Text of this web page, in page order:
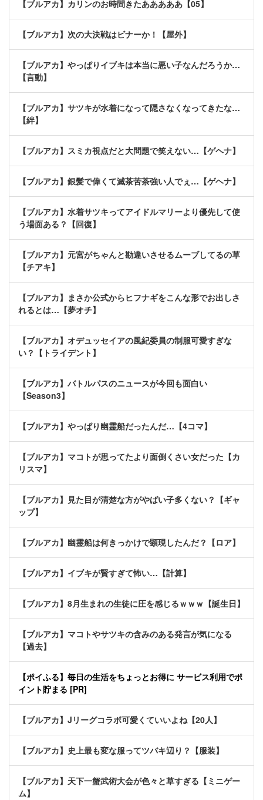
【ブルアカ】カリンのお時間きたあああああ【05】
【ブルアカ】次の大決戦はビナーか！【屋外】
【ブルアカ】やっぱりイブキは本当に悪い子なんだろうか…
【言動】
【ブルアカ】サツキが水着になって隠さなくなってきたな…
【絆】
【ブルアカ】スミカ視点だと大問題で笑えない…【ゲヘナ】
【ブルアカ】銀髪で偉くて滅茶苦茶強い人でぇ…【ゲヘナ】
【ブルアカ】水着サツキってアイドルマリーより優先して使
う場面ある？【回復】
【ブルアカ】元宮がちゃんと勘違いさせるムーブしてるの草
【チアキ】
【ブルアカ】まさか公式からヒフナギをこんな形でお出しさ
れるとは…【夢オチ】
【ブルアカ】オデュッセイアの風紀委員の制服可愛すぎな
い？【トライデント】
【ブルアカ】バトルパスのニュースが今回も面白い
【Season3】
【ブルアカ】やっぱり幽霊船だったんだ…【4コマ】
【ブルアカ】マコトが思ってたより面倒くさい女だった【カ
リスマ】
【ブルアカ】見た目が清楚な方がやばい子多くない？【ギャ
ップ】
【ブルアカ】幽霊船は何きっかけで顕現したんだ？【ロア】
【ブルアカ】イブキが賢すぎて怖い…【計算】
【ブルアカ】8月生まれの生徒に圧を感じるｗｗｗ【誕生日】
【ブルアカ】マコトやサツキの含みのある発言が気になる
【過去】
【ポイふる】毎日の生活をちょっとお得に サービス利用でポ
イント貯まる [PR]
【ブルアカ】Jリーグコラボ可愛くていいよね【20人】
【ブルアカ】史上最も変な服ってツバキ辺り？【服装】
【ブルアカ】天下一蟹武術大会が色々と草すぎる【ミニゲー
ム】